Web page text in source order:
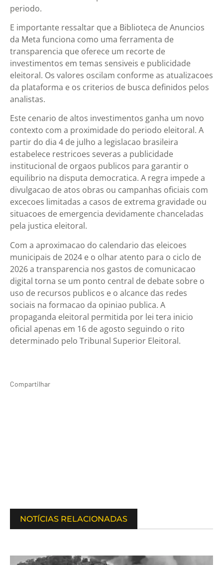
periodo.
E importante ressaltar que a Biblioteca de Anuncios
da Meta funciona como uma ferramenta de
transparencia que oferece um recorte de
investimentos em temas sensiveis e publicidade
eleitoral. Os valores oscilam conforme as atualizacoes
da plataforma e os criterios de busca definidos pelos
analistas.
Este cenario de altos investimentos ganha um novo
contexto com a proximidade do periodo eleitoral. A
partir do dia 4 de julho a legislacao brasileira
estabelece restricoes severas a publicidade
institucional de orgaos publicos para garantir o
equilibrio na disputa democratica. A regra impede a
divulgacao de atos obras ou campanhas oficiais com
excecoes limitadas a casos de extrema gravidade ou
situacoes de emergencia devidamente chanceladas
pela justica eleitoral.
Com a aproximacao do calendario das eleicoes
municipais de 2024 e o olhar atento para o ciclo de
2026 a transparencia nos gastos de comunicacao
digital torna se um ponto central de debate sobre o
uso de recursos publicos e o alcance das redes
sociais na formacao da opiniao publica. A
propaganda eleitoral permitida por lei tera inicio
oficial apenas em 16 de agosto seguindo o rito
determinado pelo Tribunal Superior Eleitoral.
Compartilhar
NOTÍCIAS RELACIONADAS